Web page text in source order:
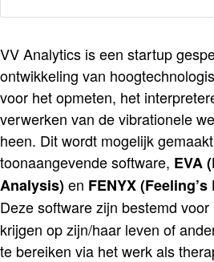
VV Analytics is een startup
ontwikkeling van
voor het opmeten, het
verwerken van de vibrationele
heen. Dit wordt mogelijk
toonaangevende software, EVA
Analysis)en FENYX
Deze software zijn bestemd voor
krijgen op zijn/haar leven of
te bereiken via het werk als